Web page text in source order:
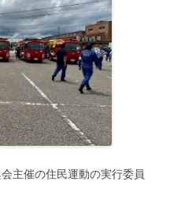
主催の住民運動の実行委員